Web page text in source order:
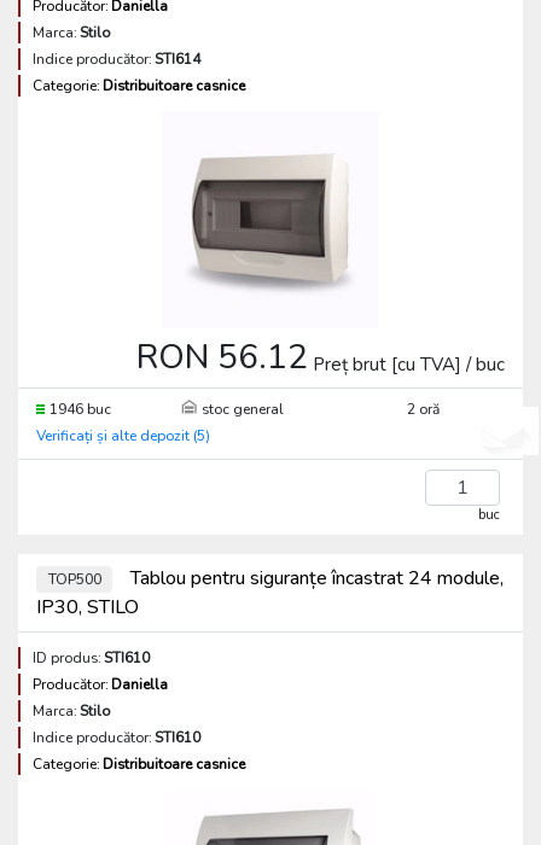
Producător:Daniella
Marca:Stilo
Indice producător:STI614
Categorie:Distribuitoare casnice
RON 56.12 Preț brut [cu TVA] / buc
1946 buc stoc general
2 oră
Verificați și alte depozit (5)
buc
TOP500
Tablou pentru siguranțe încastrat 24 module,
IP30, STILO
ID produs:STI610
Producător:Daniella
Marca:Stilo
Indice producător:STI610
Categorie:Distribuitoare casnice